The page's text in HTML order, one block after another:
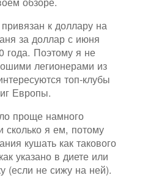
к доллару на
за доллар с июня
года. Поэтому я не
легионерами из
топ-клубы
Европы.
проще намного
сколько я ем, потому
кушать как такового
указано в диете или
(если не сижу на ней).